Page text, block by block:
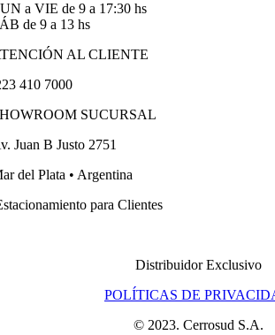
a VIE de 9 a 17:30 hs
de 9 a 13 hs
AL CLIENTE
410 7000
SUCURSAL
Juan B Justo 2751
del Plata • Argentina
para Clientes
Distribuidor Exclusivo
POLÍTICAS DE
© 2023. Cerrosud S.A.